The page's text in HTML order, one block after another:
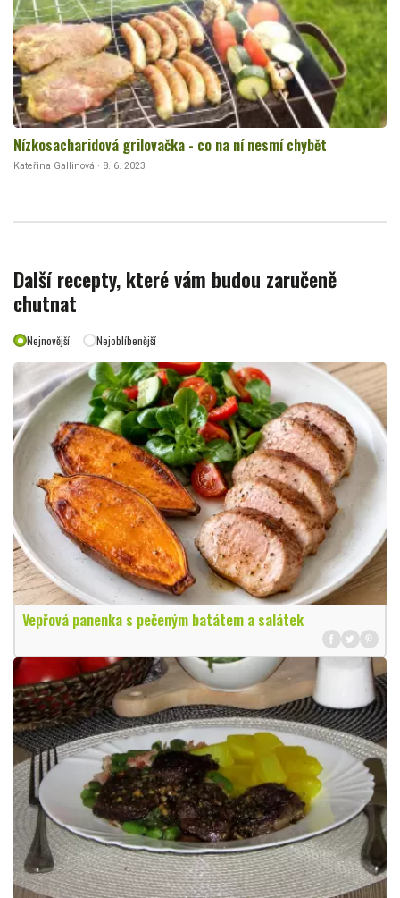
Nízkosacharidová grilovačka - co na ní nesmí chybět
Kateřina Gallinová · 8. 6. 2023
Další recepty, které vám budou zaručeně
chutnat
Nejnovější Nejoblíbenější
Vepřová panenka s pečeným batátem a salátek